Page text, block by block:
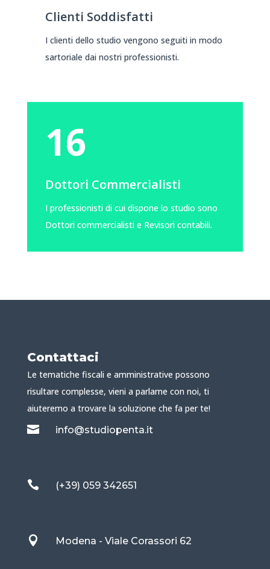
Clienti Soddisfatti
I clienti dello studio vengono seguiti in modo
sartoriale dai nostri professionisti.
16
Dottori Commercialisti
I professionisti di cui dispone lo studio sono
Dottori commercialisti e Revisori contabili.
Contattaci
Le tematiche fiscali e amministrative possono
risultare complesse, vieni a parlarne con noi, ti
aiuteremo a trovare la soluzione che fa per te!
 info@studiopenta.it
 (+39) 059 342651
 Modena - Viale Corassori 62